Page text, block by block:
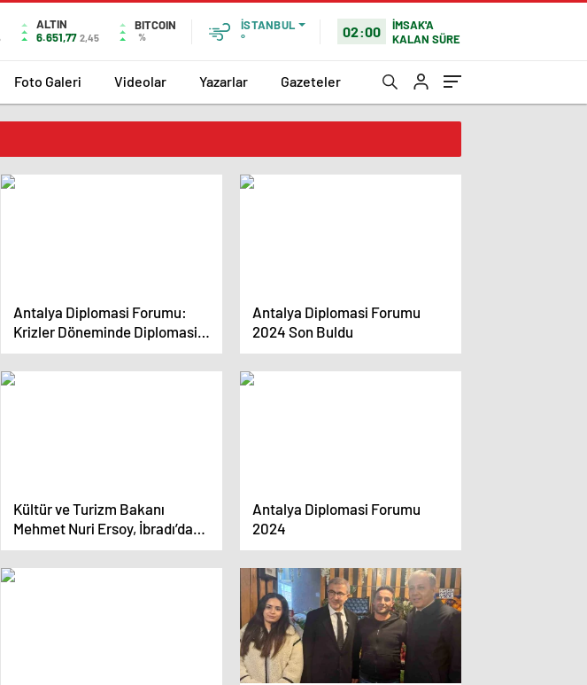
ALTIN
6.651,77 2,45
BITCOIN
%
İSTANBUL
°
02:00
İMSAK'A
KALAN SÜRE
Foto Galeri Videolar Yazarlar Gazeteler
Antalya Diplomasi Forumu:
Krizler Döneminde Diplomasi
Önemli
Antalya Diplomasi Forumu
2024 Son Buldu
Kültür ve Turizm Bakanı
Mehmet Nuri Ersoy, İbradı’da
Ormana Kültür Gecesi’ne
katıldı
Antalya Diplomasi Forumu
2024